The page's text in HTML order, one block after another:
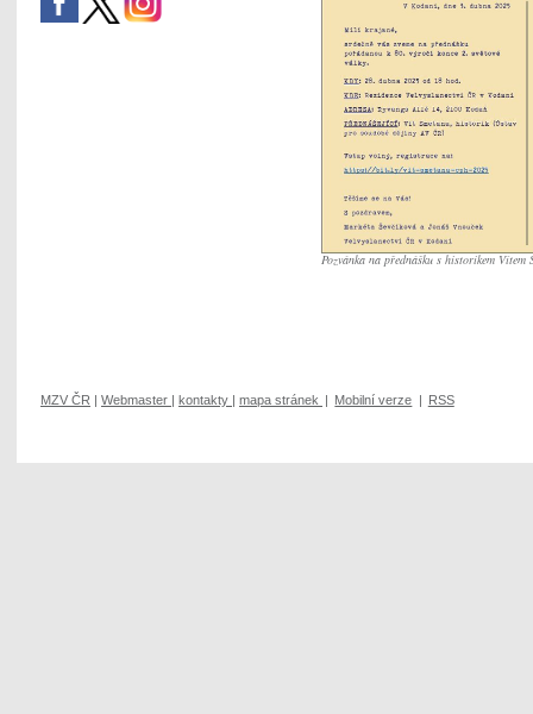
Pozvánka na přednášku s historikem
MZV ČR Webmaster kontakty mapa stránek Mobilní verze RSS